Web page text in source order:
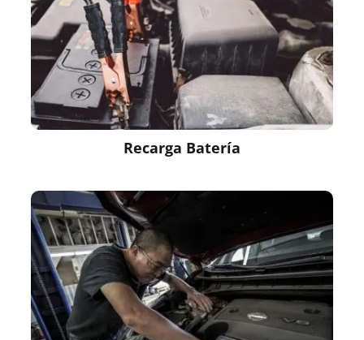
Recarga Batería